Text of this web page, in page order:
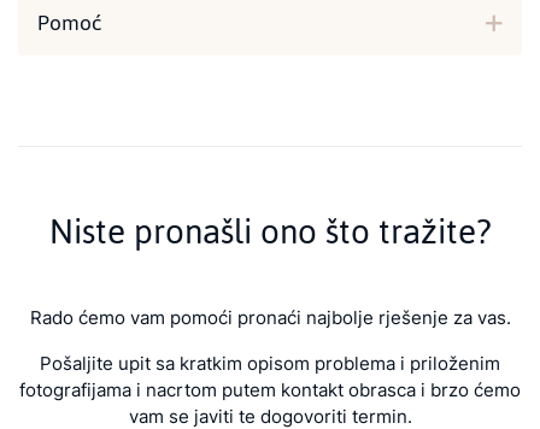
Pomoć
Niste pronašli ono što tražite?
Rado ćemo vam pomoći pronaći najbolje rješenje za vas.
Pošaljite upit sa kratkim opisom problema i priloženim
fotografijama i nacrtom putem kontakt obrasca i brzo ćemo
vam se javiti te dogovoriti termin.